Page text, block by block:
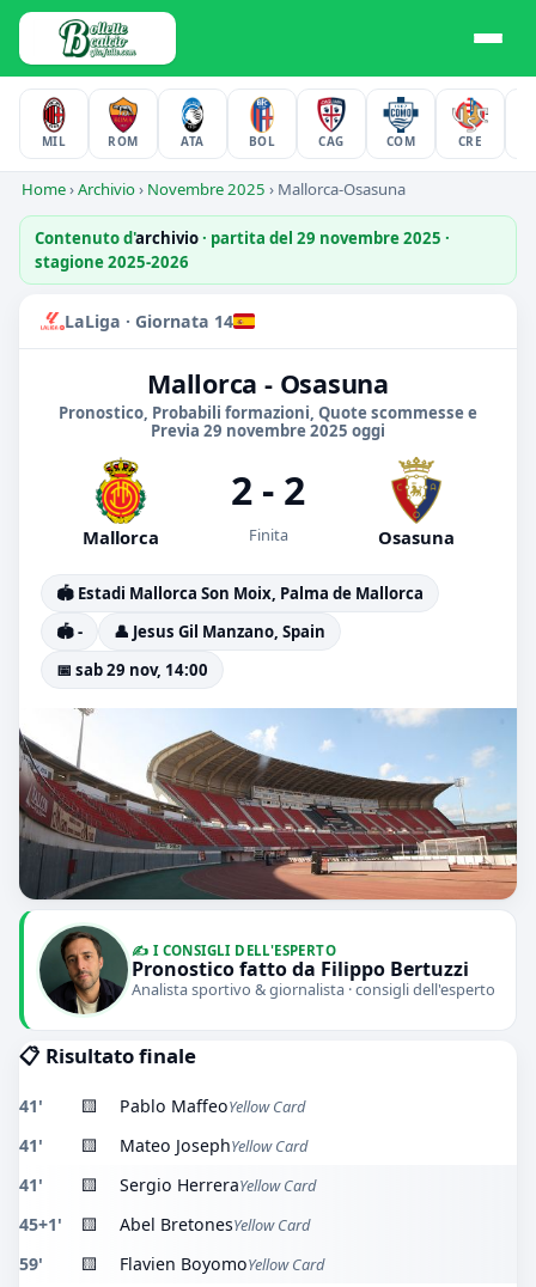
MIL ROM ATA BOL CAG COM CRE
Home›Archivio› Novembre 2025 › Mallorca-Osasuna
Contenuto d'archivio· partita del 29 novembre 2025 ·
stagione 2025-2026
LaLiga · Giornata 14
Mallorca - Osasuna
Pronostico, Probabili formazioni, Quote scommesse e
Previa 29 novembre 2025 oggi
Mallorca
2 - 2
Finita Osasuna
🏟️ Estadi Mallorca Son Moix, Palma de Mallorca
🏟️ -
👤 Jesus Gil Manzano, Spain
📅 sab 29 nov, 14:00
✍️ I CONSIGLI DELL'ESPERTO
Pronostico fatto da Filippo Bertuzzi
Analista sportivo & giornalista · consigli dell'esperto
📋 Risultato finale
41' 🟨 Pablo MaffeoYellow Card
41' 🟨 Mateo JosephYellow Card
41' 🟨 Sergio HerreraYellow Card
45+1' 🟨 Abel BretonesYellow Card
59' 🟨 Flavien BoyomoYellow Card